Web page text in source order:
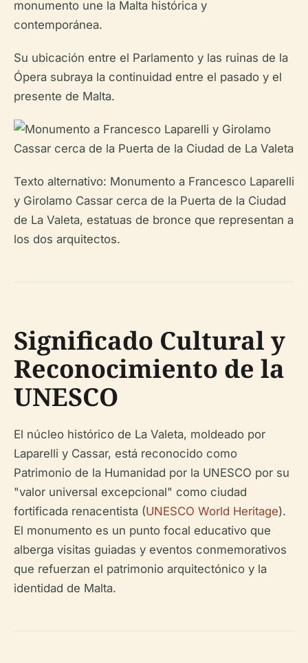
monumento une la Malta histórica y
contemporánea.
Su ubicación entre el Parlamento y las ruinas de la
Ópera subraya la continuidad entre el pasado y el
presente de Malta.
Texto alternativo: Monumento a Francesco Laparelli
y Girolamo Cassar cerca de la Puerta de la Ciudad
de La Valeta, estatuas de bronce que representan a
los dos arquitectos.
Significado Cultural y
Reconocimiento de la
UNESCO
El núcleo histórico de La Valeta, moldeado por
Laparelli y Cassar, está reconocido como
Patrimonio de la Humanidad por la UNESCO por su
"valor universal excepcional" como ciudad
fortificada renacentista (UNESCO World Heritage).
El monumento es un punto focal educativo que
alberga visitas guiadas y eventos conmemorativos
que refuerzan el patrimonio arquitectónico y la
identidad de Malta.